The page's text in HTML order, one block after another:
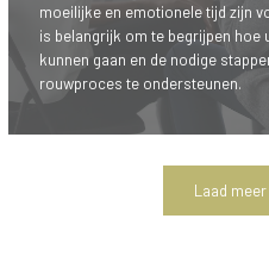
moeilijke en emotionele tijd zijn
is belangrijk om te begrijpen hoe
kunnen gaan en de nodige
rouwproces te ondersteunen.
Laad